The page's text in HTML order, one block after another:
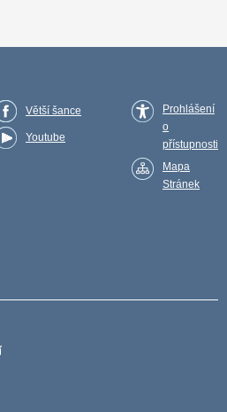
Větší šance
Youtube
Prohlášení
o
přístupnosti
Mapa
Stránek